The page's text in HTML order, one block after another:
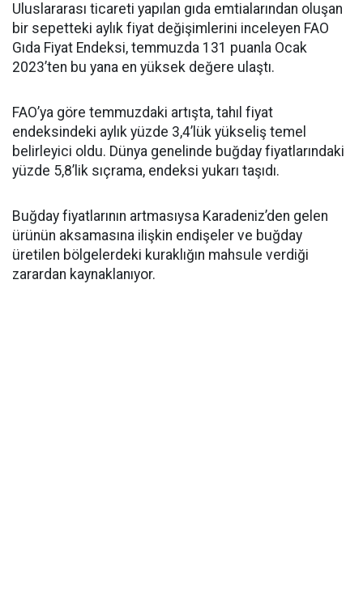
Uluslararası ticareti yapılan gıda emtialarından oluşan
bir sepetteki aylık fiyat değişimlerini inceleyen FAO
Gıda Fiyat Endeksi, temmuzda 131 puanla Ocak
2023’ten bu yana en yüksek değere ulaştı.
FAO’ya göre temmuzdaki artışta, tahıl fiyat
endeksindeki aylık yüzde 3,4’lük yükseliş temel
belirleyici oldu. Dünya genelinde buğday fiyatlarındaki
yüzde 5,8’lik sıçrama, endeksi yukarı taşıdı.
Buğday fiyatlarının artmasıysa Karadeniz’den gelen
ürünün aksamasına ilişkin endişeler ve buğday
üretilen bölgelerdeki kuraklığın mahsule verdiği
zarardan kaynaklanıyor.